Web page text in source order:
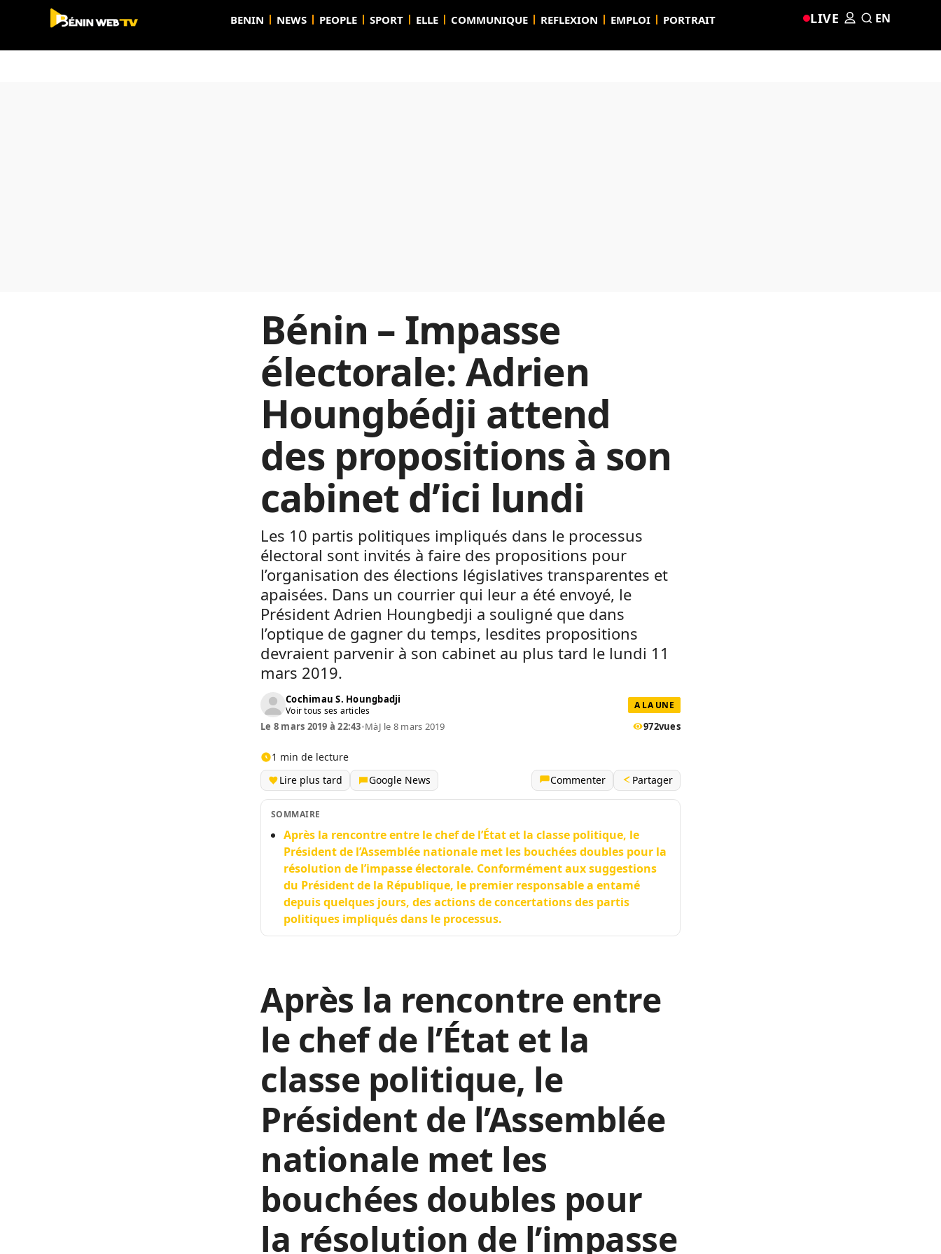
BENIN NEWS PEOPLE SPORT ELLE COMMUNIQUE REFLEXION EMPLOI PORTRAIT LIVE EN
Bénin – Impasse
électorale: Adrien
Houngbédji attend
des propositions à son
cabinet d’ici lundi
Les 10 partis politiques impliqués dans le processus
électoral sont invités à faire des propositions pour
l’organisation des élections législatives transparentes et
apaisées. Dans un courrier qui leur a été envoyé, le
Président Adrien Houngbedji a souligné que dans
l’optique de gagner du temps, lesdites propositions
devraient parvenir à son cabinet au plus tard le lundi 11
mars 2019.
Cochimau S. Houngbadji
Voir tous ses articles A LA UNE
Le 8 mars 2019 à 22:43•MàJ le 8 mars 2019 972vues
1 min de lecture
Lire plus tard
Google News Commenter Partager
SOMMAIRE
Après la rencontre entre le chef de l’État et la classe politique, le
Président de l’Assemblée nationale met les bouchées doubles pour la
résolution de l’impasse électorale. Conformément aux suggestions
du Président de la République, le premier responsable a entamé
depuis quelques jours, des actions de concertations des partis
politiques impliqués dans le processus.
Après la rencontre entre
le chef de l’État et la
classe politique, le
Président de l’Assemblée
nationale met les
bouchées doubles pour
la résolution de l’impasse